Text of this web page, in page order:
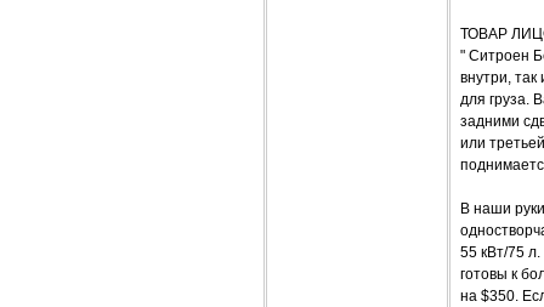
ТОВАР
" Ситроен
внутри,
для груза.
задними
или
В наши
55 кВт/75
готовы к
на $350.